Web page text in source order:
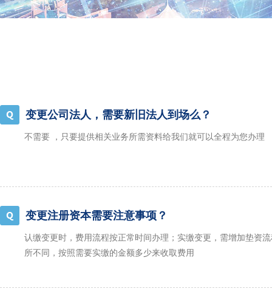
变更公司法人，需要新旧法人到场么？
不需要 ，只要提供相关业务所需资料给我们就可以全程为您办理
变更注册资本需要注意事项？
认缴变更时，费用流程按正常时间办理；实缴变更，需增加垫资
所不同，按照需要实缴的金额多少来收取费用